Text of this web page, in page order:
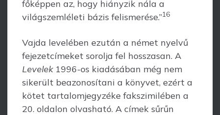
főképpen az, hogy hiányzik nála a
világszemléleti bázis felismerése.”16
Vajda levelében ezután a német nyelvű
fejezetcímeket sorolja fel hosszasan. A
Levelek1996-os kiadásában még nem
sikerült beazonosítani a könyvet, ezért a
kötet tartalomjegyzéke fakszimilében a
20. oldalon olvasható. A címek sűrűn